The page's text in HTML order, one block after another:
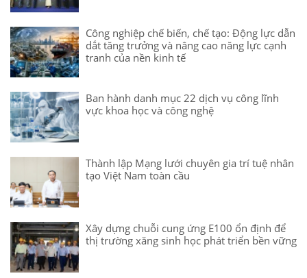
Công nghiệp chế biến, chế tạo: Động lực dẫn
dắt tăng trưởng và nâng cao năng lực cạnh
tranh của nền kinh tế
Ban hành danh mục 22 dịch vụ công lĩnh
vực khoa học và công nghệ
Thành lập Mạng lưới chuyên gia trí tuệ nhân
tạo Việt Nam toàn cầu
Xây dựng chuỗi cung ứng E100 ổn định để
thị trường xăng sinh học phát triển bền vững